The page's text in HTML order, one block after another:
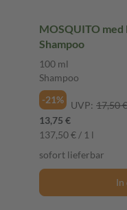
MOSQUITO med
Shampoo
100 ml
Shampoo
-21%
UVP: 17,50 €
13,75 €
137,50 € / 1 l
sofort lieferbar
In